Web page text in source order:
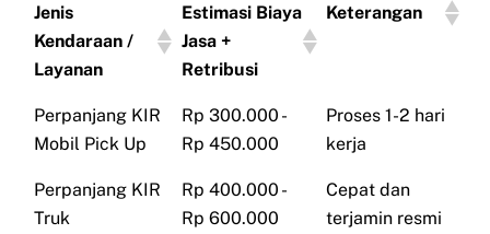
Jenis
Kendaraan /
Layanan
Estimasi Biaya
Jasa +
Retribusi
Keterangan
Perpanjang KIR
Mobil Pick Up
Rp 300.000 -
Rp 450.000
Proses 1-2 hari
kerja
Perpanjang KIR
Truk
Rp 400.000 -
Rp 600.000
Cepat dan
terjamin resmi